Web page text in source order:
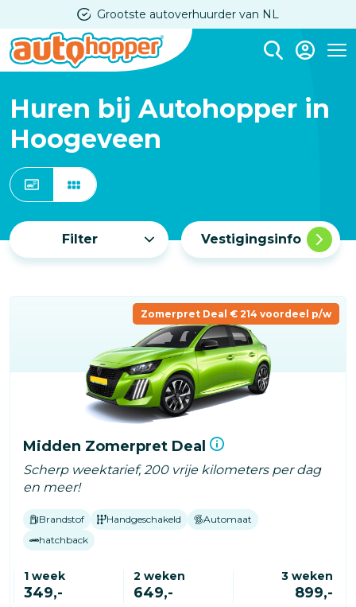
en
naar
inhoud
gaan
Grootste autoverhuurder van NL
Huren bij Autohopper in
Hoogeveen
Filter Vestigingsinfo
Zomerpret Deal € 214 voordeel p/w
Midden Zomerpret Deal
Scherp weektarief, 200 vrije kilometers per dag
en meer!
Brandstof Handgeschakeld
Automaat
hatchback
1 week
349,-
2 weken
649,-
3 weken
899,-